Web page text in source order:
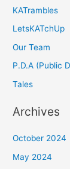
KATrambles
LetsKATchUp
Our Team
P.D.A (Public
Tales
Archives
October 2024
May 2024